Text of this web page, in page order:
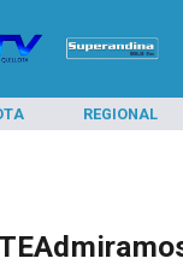
REGIONAL